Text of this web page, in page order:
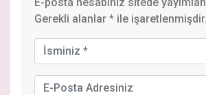
Gerekli alanlar * ile işaretlenmişdir.